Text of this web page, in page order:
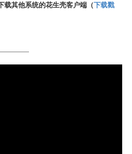
载其他系统的花生壳客户端（下载戳